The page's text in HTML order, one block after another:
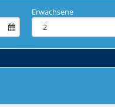
Erwachsene